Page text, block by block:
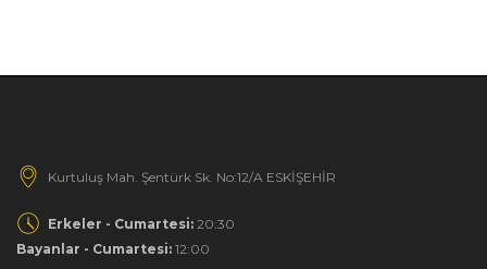
Kurtuluş Mah. Şentürk Sk. No:12/A ESKİŞEHİR
Erkeler - Cumartesi: 20:30
Bayanlar - Cumartesi: 12:00